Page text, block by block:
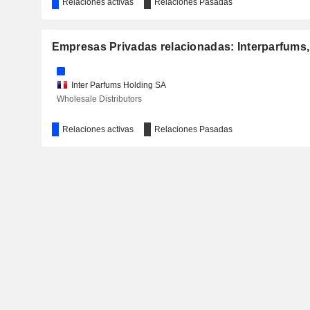
Relaciones activas Relaciones Pasadas
Empresas Privadas relacionadas:
Inter Parfums Holding SA
Wholesale Distributors
Relaciones activas Relaciones Pasadas